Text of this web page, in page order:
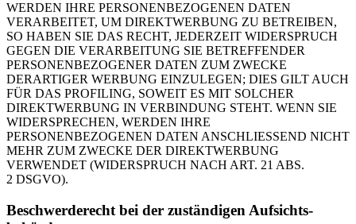
WERDEN IHRE PERSONENBEZOGENEN DATEN
VERARBEITET, UM DIREKTWERBUNG ZU BETREIBEN,
SO HABEN SIE DAS RECHT, JEDERZEIT WIDERSPRUCH
GEGEN DIE VERARBEITUNG SIE BETREFFENDER
PERSONENBEZOGENER DATEN ZUM ZWECKE
DERARTIGER WERBUNG EINZULEGEN; DIES GILT AUCH
FÜR DAS PROFILING, SOWEIT ES MIT SOLCHER
DIREKTWERBUNG IN VERBINDUNG STEHT. WENN SIE
WIDERSPRECHEN, WERDEN IHRE
PERSONENBEZOGENEN DATEN ANSCHLIESSEND NICHT
MEHR ZUM ZWECKE DER DIREKTWERBUNG
VERWENDET (WIDERSPRUCH NACH ART. 21 ABS.
2 DSGVO).
Beschwerde­recht bei der zu­stän­di­gen Aufsichts­